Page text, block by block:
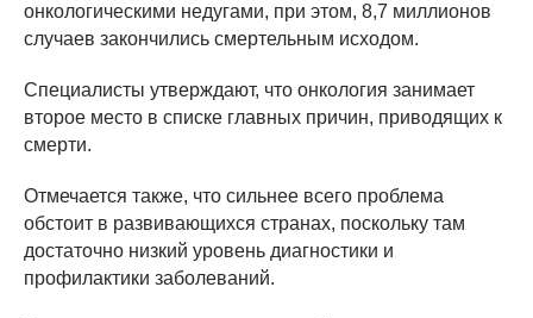
онкологическими недугами, при этом, 8,7 миллионов
случаев закончились смертельным исходом.
Специалисты утверждают, что онкология занимает
второе место в списке главных причин, приводящих к
смерти.
Отмечается также, что сильнее всего проблема
обстоит в развивающихся странах, поскольку там
достаточно низкий уровень диагностики и
профилактики заболеваний.